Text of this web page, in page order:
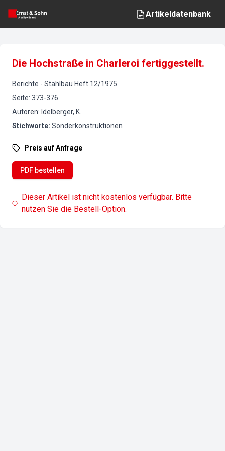
Artikeldatenbank
Die Hochstraße in Charleroi fertiggestellt.
Berichte - Stahlbau Heft 12/1975
Seite: 373-376
Autoren: Idelberger, K.
Stichworte: Sonderkonstruktionen
Preis auf Anfrage
PDF bestellen
Dieser Artikel ist nicht kostenlos verfügbar. Bitte
nutzen Sie die Bestell-Option.